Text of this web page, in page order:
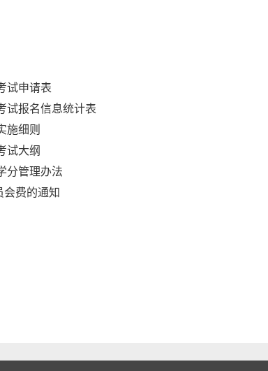
试申请表
试报名信息统计表
施细则
试大纲
分管理办法
会费的通知